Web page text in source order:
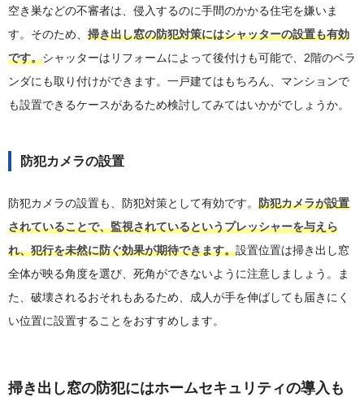
空き巣などの不審者は、侵入するのに手間のかかる住宅を嫌いま
す。そのため、 掃き出し窓の防犯対策にはシャッターの設置も有効
です。シャッターはリフォームによって後付けも可能で、2階のベラ
ンダにも取り付けができます。一戸建てはもちろん、マンションで
も設置できるケースがあるため検討してみてはいかがでしょうか。
防犯カメラの設置
防犯カメラの設置も、防犯対策として有効です。 防犯カメラが設置
されていることで、監視されているというプレッシャーを与えら
れ、犯行を未然に防ぐ効果が期待できます。設置位置は掃き出し窓
全体が映る角度を選び、死角ができないように注意しましょう。ま
た、破壊されるおそれもあるため、成人が手を伸ばしても届きにく
い位置に設置することをおすすめします。
掃き出し窓の防犯にはホームセキュリティの導入も